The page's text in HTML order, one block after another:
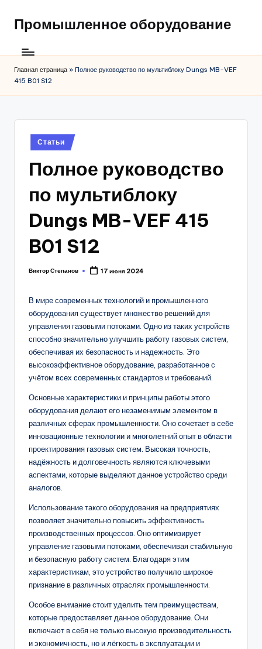
Промышленное оборудование
Главная страница » Полное руководство по мультиблоку Dungs MB-VEF
415 B01 S12
Posted
in
Статьи
Полное руководство
по мультиблоку
Dungs MB-VEF 415
B01 S12
Posted
Виктор Степанов 17 июня 2024
В мире современных технологий и промышленного
оборудования существует множество решений для
управления газовыми потоками. Одно из таких устройств
способно значительно улучшить работу газовых систем,
обеспечивая их безопасность и надежность. Это
высокоэффективное оборудование, разработанное с
учётом всех современных стандартов и требований.
Основные характеристики и принципы работы этого
оборудования делают его незаменимым элементом в
различных сферах промышленности. Оно сочетает в себе
инновационные технологии и многолетний опыт в области
проектирования газовых систем. Высокая точность,
надёжность и долговечность являются ключевыми
аспектами, которые выделяют данное устройство среди
аналогов.
Использование такого оборудования на предприятиях
позволяет значительно повысить эффективность
производственных процессов. Оно оптимизирует
управление газовыми потоками, обеспечивая стабильную
и безопасную работу систем. Благодаря этим
характеристикам, это устройство получило широкое
признание в различных отраслях промышленности.
Особое внимание стоит уделить тем преимуществам,
которые предоставляет данное оборудование. Они
включают в себя не только высокую производительность
и экономичность, но и лёгкость в эксплуатации и